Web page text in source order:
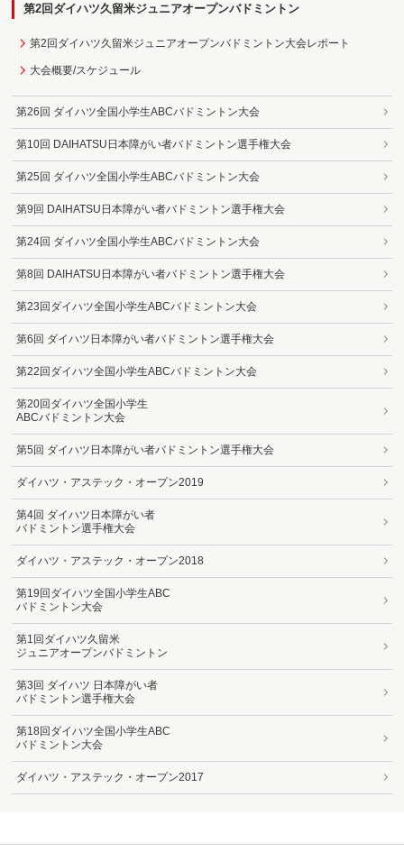
第2回ダイハツ久留米ジュニアオープンバドミントン
第2回ダイハツ久留米ジュニアオープンバドミントン大会レポート
大会概要/スケジュール
第26回 ダイハツ全国小学生ABCバドミントン大会
第10回 DAIHATSU日本障がい者バドミントン選手権大会
第25回 ダイハツ全国小学生ABCバドミントン大会
第9回 DAIHATSU日本障がい者バドミントン選手権大会
第24回 ダイハツ全国小学生ABCバドミントン大会
第8回 DAIHATSU日本障がい者バドミントン選手権大会
第23回ダイハツ全国小学生ABCバドミントン大会
第6回 ダイハツ日本障がい者バドミントン選手権大会
第22回ダイハツ全国小学生ABCバドミントン大会
第20回ダイハツ全国小学生
ABCバドミントン大会
第5回 ダイハツ日本障がい者バドミントン選手権大会
ダイハツ・アステック・オープン2019
第4回 ダイハツ日本障がい者
バドミントン選手権大会
ダイハツ・アステック・オープン2018
第19回ダイハツ全国小学生ABC
バドミントン大会
第1回ダイハツ久留米
ジュニアオープンバドミントン
第3回 ダイハツ 日本障がい者
バドミントン選手権大会
第18回ダイハツ全国小学生ABC
バドミントン大会
ダイハツ・アステック・オープン2017